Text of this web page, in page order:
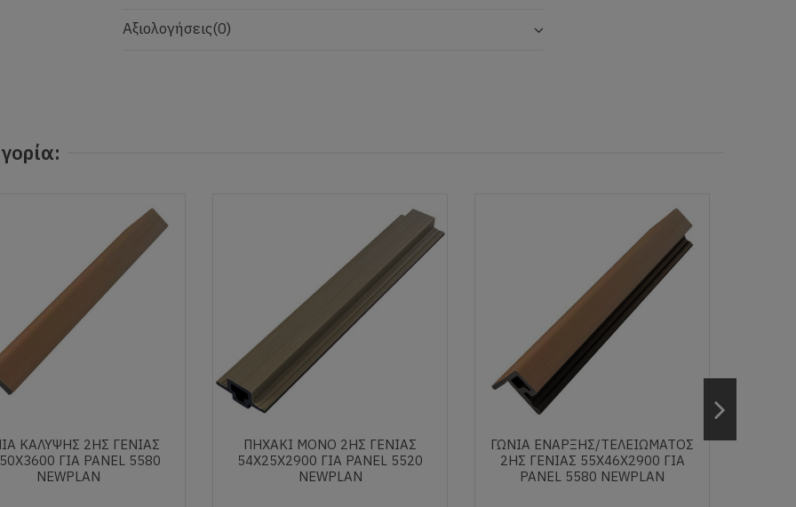
Αξιολογήσεις(0)
ΚΑΛΥΨΗΣ 2ΗΣ ΓΕΝΙΑΣ
ΓΙΑ PANEL 5580
NEWPLAN
ΠΗΧΑΚΙ ΜΟΝΟ 2ΗΣ ΓΕΝΙΑΣ
54Χ25Χ2900 ΓΙΑ PANEL 5520
NEWPLAN
ΓΩΝΙΑ ΕΝΑΡΞΗΣ/ΤΕΛΕΙΩΜΑΤΟΣ
2ΗΣ ΓΕΝΙΑΣ 55Χ46Χ2900 ΓΙΑ
PANEL 5580 NEWPLAN